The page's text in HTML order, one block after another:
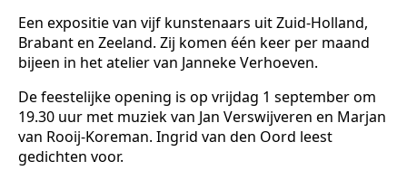
Een expositie van vijf kunstenaars uit Zuid-Holland,
Brabant en Zeeland. Zij komen één keer per maand
bijeen in het atelier van Janneke Verhoeven.
De feestelijke opening is op vrijdag 1 september om
19.30 uur met muziek van Jan Verswijveren en Marjan
van Rooij-Koreman. Ingrid van den Oord leest
gedichten voor.